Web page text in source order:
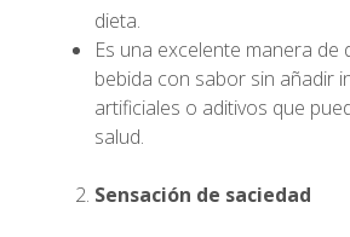
dieta.
Es una excelente manera de
bebida con sabor sin añadir
artificiales o aditivos que
salud.
Sensación de saciedad